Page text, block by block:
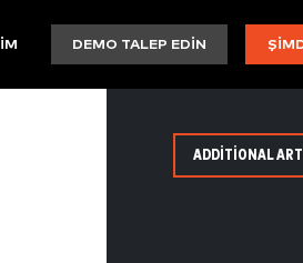
DEMO TALEP EDIN
ADDITIONAL